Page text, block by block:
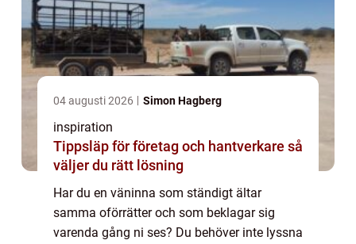
04 augusti 2026 Simon Hagberg
inspiration
Tippsläp för företag och hantverkare så
väljer du rätt lösning
Har du en väninna som ständigt ältar
samma oförrätter och som beklagar sig
varenda gång ni ses? Du behöver inte lyssna